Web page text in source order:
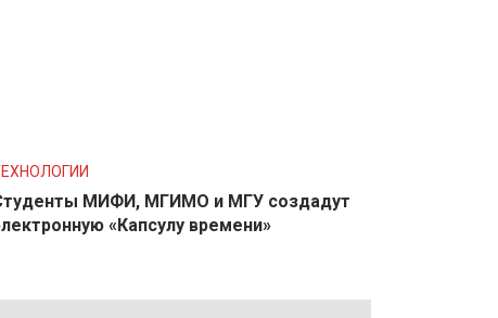
МИФИ, МГИМО и МГУ создадут
«Капсулу времени»